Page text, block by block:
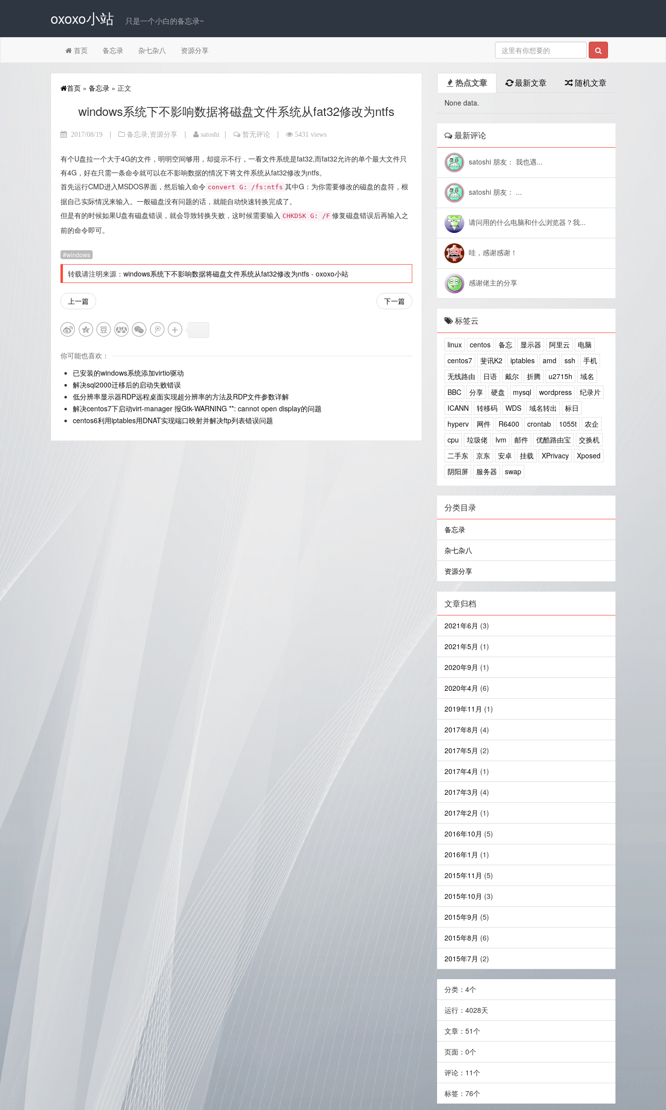
oxoxo小站 只是一个小白的备忘录~
首页 备忘录 杂七杂八 资源分享
首页 » 备忘录 » 正文
windows系统下不影响数据将磁盘文件系统从fat32修改为ntfs
2017/08/19 | 备忘录 资源分享 | satoshi | 暂无评论 | 5431 views
有个U盘拉一个大于4G的文件，明明空间够用，却提示不行，一看文件系统是fat32,而fat32允许的单个最大文件只
有4G，好在只需一条命令就可以在不影响数据的情况下将文件系统从fat32修改为ntfs。
首先运行CMD进入MSDOS界面，然后输入命令 convert G: /fs:ntfs 其中G：为你需要修改的磁盘的盘符，根
据自己实际情况来输入。一般磁盘没有问题的话，就能自动快速转换完成了。
但是有的时候如果U盘有磁盘错误，就会导致转换失败，这时候需要输入 CHKDSK G: /F 修复磁盘错误后再输入之
前的命令即可。
windows
转载请注明来源： windows系统下不影响数据将磁盘文件系统从fat32修改为ntfs - oxoxo小站
上一篇 下一篇
你可能也喜欢：
已安装的windows系统添加virtio驱动
解决sql2000迁移后的启动失败错误
低分辨率显示器RDP远程桌面实现超分辨率的方法及RDP文件参数详解
解决centos7下启动virt-manager 报Gtk-WARNING **: cannot open display的问题
centos6利用iptables用DNAT实现端口映射并解决ftp列表错误问题
热点文章 最新文章 随机文章
None data.
最新评论
satoshi 朋友： 我也遇...
satoshi 朋友： ...
请问用的什么电脑和什么浏览器？我...
哇，感谢感谢！
感谢佬主的分享
标签云
linux centos 备忘 显示器 阿里云
电脑
centos7
斐讯K2 iptables amd ssh
手机
无线路由
日语 戴尔 折腾 u2715h
域名
BBC
分享 硬盘 mysql wordpress
纪录片
ICANN
转移码 WDS 域名转出
标日
hyperv
网件 R6400 crontab 1055t
农企
cpu
垃圾佬 lvm 邮件 优酷路由宝
交换机
二手东
京东 安卓 挂载 XPrivacy
Xposed
阴阳屏
服务器 swap
分类目录
备忘录
杂七杂八
资源分享
文章归档
2021年6月 (3)
2021年5月 (1)
2020年9月 (1)
2020年4月 (6)
2019年11月 (1)
2017年8月 (4)
2017年5月 (2)
2017年4月 (1)
2017年3月 (4)
2017年2月 (1)
2016年10月 (5)
2016年1月 (1)
2015年11月 (5)
2015年10月 (3)
2015年9月 (5)
2015年8月 (6)
2015年7月 (2)
分类：4个
运行：4028天
文章：51个
页面：0个
评论：11个
标签：76个